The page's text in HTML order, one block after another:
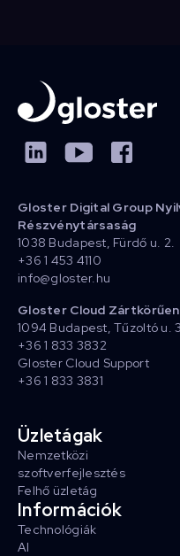
Gloster Digital Group
Részvénytársaság
1038 Budapest, Fürdő u. 2.
+36 1 453 4110
info@gloster.hu
Gloster Cloud
1094 Budapest, Tűzoltó u.
+36 1 833 3832
Gloster Cloud Support
+36 1 833 3831
Üzletágak
Nemzetközi
szoftverfejlesztés
Felhő üzletág
Információk
Technológiák
AI